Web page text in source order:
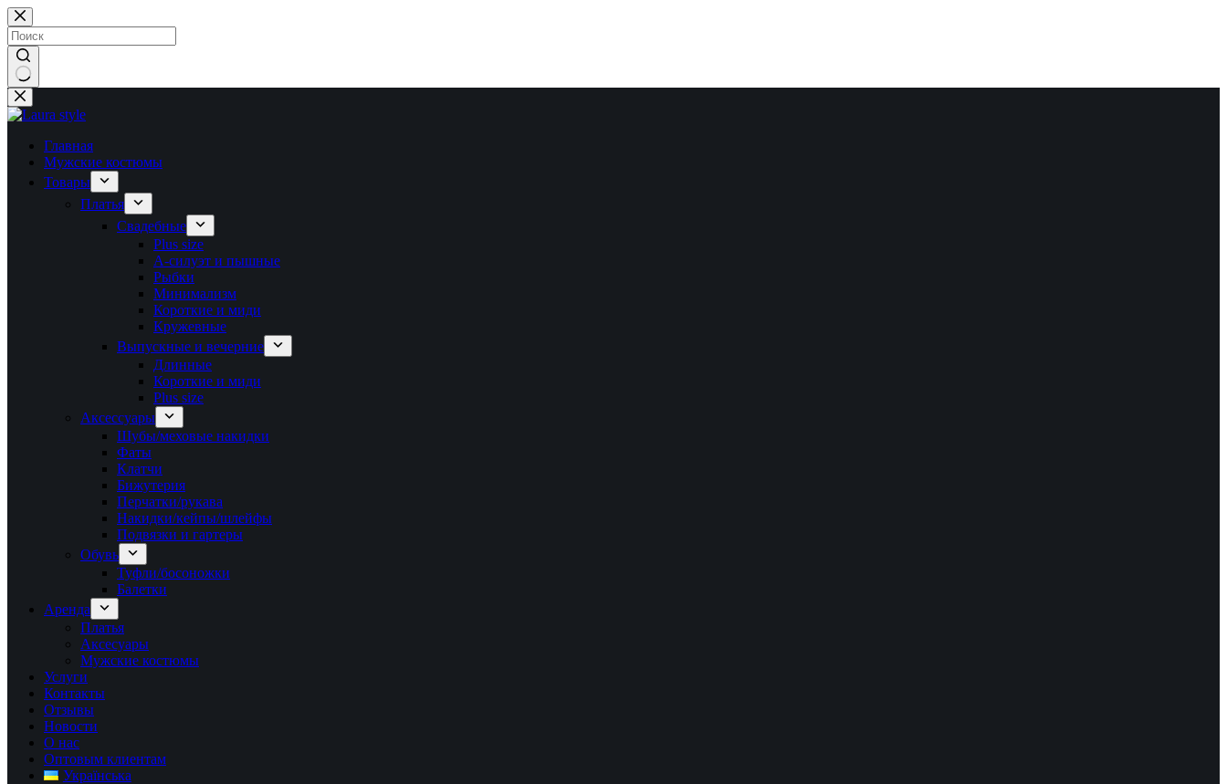
Перейти
к
сути
Ничего
не
Главная
Мужские костюмы
Товары
Платья
Свадебные
Plus size
А-силуэт и пышные
Рыбки
Минимализм
Короткие и миди
Кружевные
Выпускные и вечерние
Длинные
Короткие и миди
Plus size
Аксессуары
Шубы/меховые накидки
Фаты
Клатчи
Бижутерия
Перчатки/рукава
Накидки/кейпы/шлейфы
Подвязки и гартеры
Обувь
Туфли/босоножки
Балетки
Аренда
Платья
Аксесуары
Мужские костюмы
Услуги
Контакты
Отзывы
Новости
О нас
Оптовым клиентам
Українська